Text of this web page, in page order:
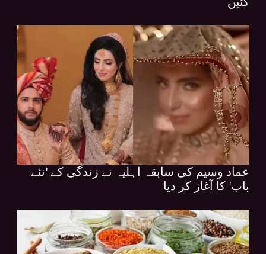
عماد وسیم کی سابقہ اہلیہ نے زندگی کے 'نئے
باب' کا آغاز کر دیا